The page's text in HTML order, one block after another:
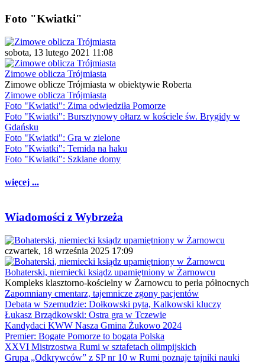
Foto "Kwiatki"
sobota, 13 lutego 2021 11:08
Zimowe oblicza Trójmiasta
Zimowe oblicze Trójmiasta w obiektywie Roberta
Zimowe oblicza Trójmiasta
Foto "Kwiatki": Zima odwiedziła Pomorze
Foto "Kwiatki": Bursztynowy ołtarz w kościele św. Brygidy w
Gdańsku
Foto "Kwiatki": Gra w zielone
Foto "Kwiatki": Temida na haku
Foto "Kwiatki": Szklane domy
więcej ...
Wiadomości z Wybrzeża
czwartek, 18 września 2025 17:09
Bohaterski, niemiecki ksiądz upamiętniony w Żarnowcu
Kompleks klasztorno-kościelny w Żarnowcu to perła północnych
Zapomniany cmentarz, tajemnicze zgony pacjentów
Debata w Szemudzie: Dołkowski pyta, Kalkowski kluczy
Łukasz Brządkowski: Ostra gra w Tczewie
Kandydaci KWW Nasza Gmina Żukowo 2024
Premier: Bogate Pomorze to bogata Polska
XXVI Mistrzostwa Rumi w sztafetach olimpijskich
Grupa „Odkrywców” z SP nr 10 w Rumi poznaje tajniki nauki